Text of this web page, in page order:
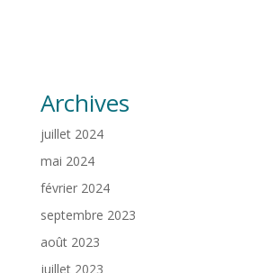
Archives
juillet 2024
mai 2024
février 2024
septembre 2023
août 2023
juillet 2023